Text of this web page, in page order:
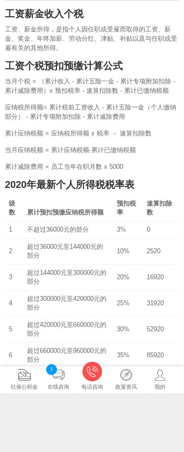
工资薪金收入个税
工资、薪金所得，是指个人因任职或受雇而取得的工资、薪
金、奖金、年终加薪、劳动分红、津贴、补贴以及与任职或受
雇有关的其他所得。
工资个税预扣预缴计算公式
当月个税 = （累计收入 - 累计五险一金 - 累计专项附加扣除 -
累计减除费用）x 预扣税率 - 速算扣除数 - 累计已缴纳税额
应纳税所得额= 累计税前工资收入 - 累计五险一金（个人缴纳
部分） - 累计专项附加扣除 - 累计减除费用
累计应纳税额 = 应纳税所得额 x 税率 － 速算扣除数
当月应纳税额 = 累计应纳税额-累计已缴纳税额
累计减除费用 = 员工当年在职月数 x 5000
2020年最新个人所得税税率表
级
数
累计预扣预缴应纳税所得额
预扣税
率
速算扣除
数
1 不超过36000元的部分 3% 0
2
超过36000元至144000元的
部分
10% 2520
3
超过144000元至300000元的
部分
20% 16920
4
超过300000元至420000元的
部分
25% 31920
5
超过420000元至660000元的
部分
30% 52920
6
超过660000元至960000元的
部分
35% 85920
超过960000元的部分 45% 181920
社保公积金
1
在线咨询 电话咨询 政策资讯 我的